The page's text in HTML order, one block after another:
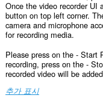
Once the video recorder UI
button on top left corner.
camera and microphone
for recording media.
Please press on the - Start
recording, press on the -
recorded video will be
추가 표시